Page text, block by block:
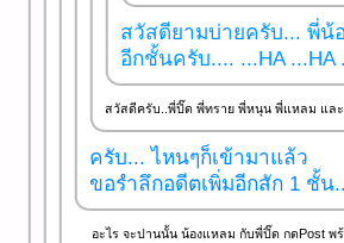
สวัสดียามบ่ายครับ... พี่น้
อีกชั้นครับ.... ...HA ...HA
สวัสดีครับ..พี่ปิ๊ด พี่ทราย พี่หนุน พี่แหลม แล
ครับ... ไหนๆก็เข้ามาแล้ว
ขอรำลึกอดีตเพิ่มอีกสัก 1 ชั้น
อะไร จะปานนั้น น้องแหลม กับพี่ปิ๊ด กดPost พ